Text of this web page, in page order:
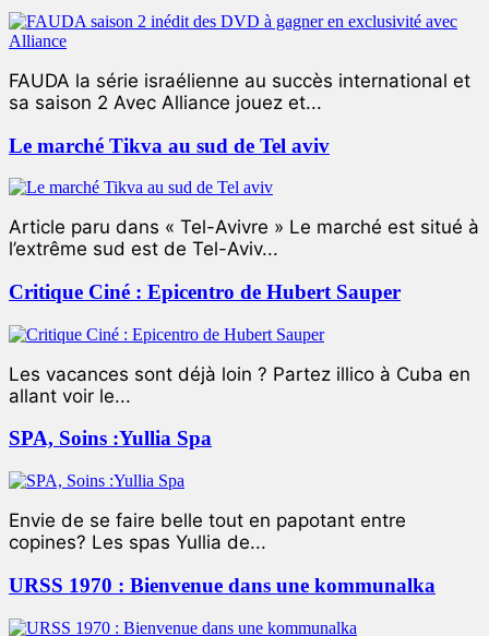
FAUDA la série israélienne au succès international et
sa saison 2 Avec Alliance jouez et...
Le marché Tikva au sud de Tel aviv
Article paru dans « Tel-Avivre » Le marché est situé à
l’extrême sud est de Tel-Aviv...
Critique Ciné : Epicentro de Hubert Sauper
Les vacances sont déjà loin ? Partez illico à Cuba en
allant voir le...
SPA, Soins :Yullia Spa
Envie de se faire belle tout en papotant entre
copines? Les spas Yullia de...
URSS 1970 : Bienvenue dans une kommunalka